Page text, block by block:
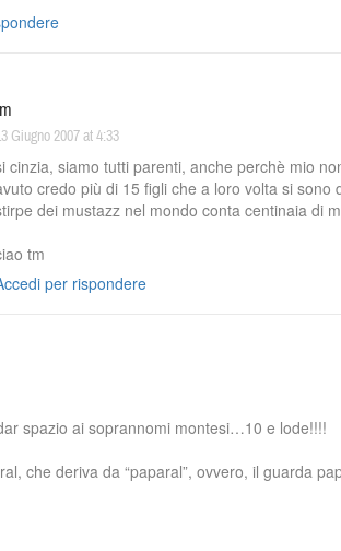
Giugno 2007 at 4:33
cinzia, siamo tutti parenti, anche perchè mio
credo più di 15 figli che a loro volta si sono
dei mustazz nel mondo conta centinaia di
tm
per rispondere
spazio ai soprannomi montesi…10 e lode!!!!
che deriva da “paparal”, ovvero, il guarda